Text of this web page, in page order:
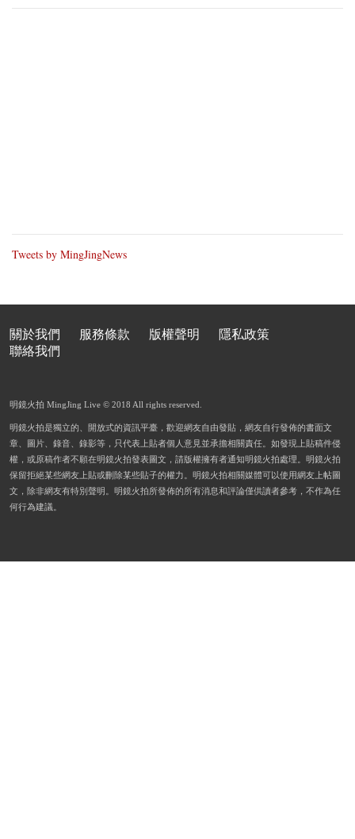
Tweets by MingJingNews
關於我們 服務條款 版權聲明
隱私政策
聯絡我們
明鏡火拍 MingJing Live © 2018 All rights reserved.
明鏡火拍是獨立的、開放式的資訊平臺，歡迎網友自由發貼，網友自行發佈的書面文
章、圖片、錄音、錄影等，只代表上貼者個人意見並承擔相關責任。如發現上貼稿件侵
權，或原稿作者不願在明鏡火拍發表圖文，請版權擁有者通知明鏡火拍處理。明鏡火拍
保留拒絕某些網友上貼或刪除某些貼子的權力。明鏡火拍相關媒體可以使用網友上帖圖
文，除非網友有特別聲明。明鏡火拍所發佈的所有消息和評論僅供讀者參考，不作為任
何行為建議。